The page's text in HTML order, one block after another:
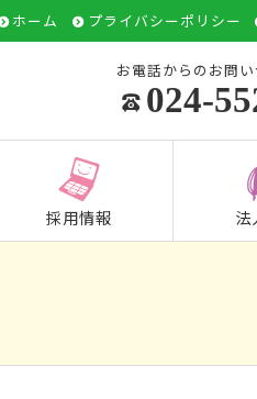
ホーム プライバシーポリシー
お電話からのお問
024-
採用情報 法